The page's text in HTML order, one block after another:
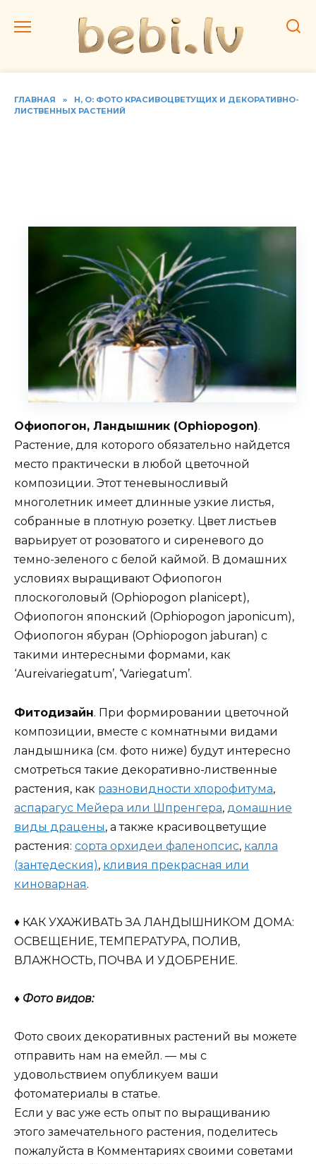
ГЛАВНАЯ »
Н, О: ФОТО КРАСИВОЦВЕТУЩИХ И ДЕКОРАТИВНО-
ЛИСТВЕННЫХ РАСТЕНИЙ
Офиопогон, Ландышник (Ophiopogon).
Растение, для которого обязательно найдется
место практически в любой цветочной
композиции. Этот теневыносливый
многолетник имеет длинные узкие листья,
собранные в плотную розетку. Цвет листьев
варьирует от розоватого и сиреневого до
темно-зеленого с белой каймой. В домашних
условиях выращивают Офиопогон
плоскоголовый (Ophiopogon planicept),
Офиопогон японский (Ophiopogon japonicum),
Офиопогон ябуран (Ophiopogon jaburan) с
такими интересными формами, как
‘Aureivariegatum’, ‘Variegatum’.
Фитодизайн. При формировании цветочной
композиции, вместе с комнатными видами
ландышника (см. фото ниже) будут интересно
смотреться такие декоративно-лиственные
растения, как разновидности хлорофитума,
аспарагус Мейера или Шпренгера, домашние
виды драцены, а также красивоцветущие
растения: сорта орхидеи фаленопсис, калла
(зантедеския), кливия прекрасная или
киноварная.
♦ КАК УХАЖИВАТЬ ЗА ЛАНДЫШНИКОМ ДОМА:
ОСВЕЩЕНИЕ, ТЕМПЕРАТУРА, ПОЛИВ,
ВЛАЖНОСТЬ, ПОЧВА И УДОБРЕНИЕ.
♦ Фото видов:
Фото своих декоративных растений вы можете
отправить нам на емейл. — мы с
удовольствием опубликуем ваши
фотоматериалы в статье.
Если у вас уже есть опыт по выращиванию
этого замечательного растения, поделитесь
пожалуйста в Комментариях своими советами